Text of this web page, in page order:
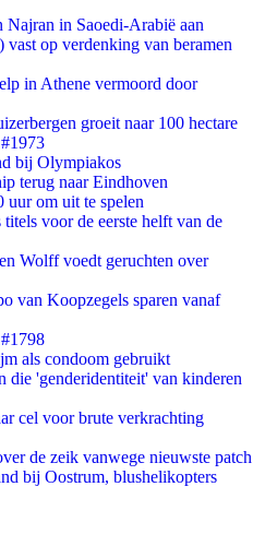
in Saoedi-Arabië aan
op verdenking van beramen
in Athene vermoord door
groeit naar 100 hectare
bij Olympiakos
terug naar Eindhoven
uur om uit te spelen
voor de eerste helft van de
Wolff voedt geruchten over
van Koopzegels sparen vanaf
als condoom gebruikt
die 'genderidentiteit' van kinderen
cel voor brute verkrachting
de zeik vanwege nieuwste patch
bij Oostrum, blushelikopters